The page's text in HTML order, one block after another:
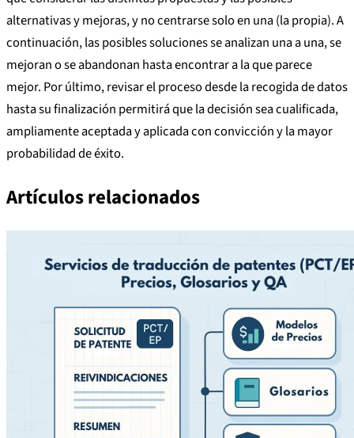
alternativas y mejoras, y no centrarse solo en una (la propia). A
continuación, las posibles soluciones se analizan una a una, se
mejoran o se abandonan hasta encontrar a la que parece
mejor. Por último, revisar el proceso desde la recogida de datos
hasta su finalización permitirá que la decisión sea cualificada,
ampliamente aceptada y aplicada con convicción y la mayor
probabilidad de éxito.
Artículos relacionados